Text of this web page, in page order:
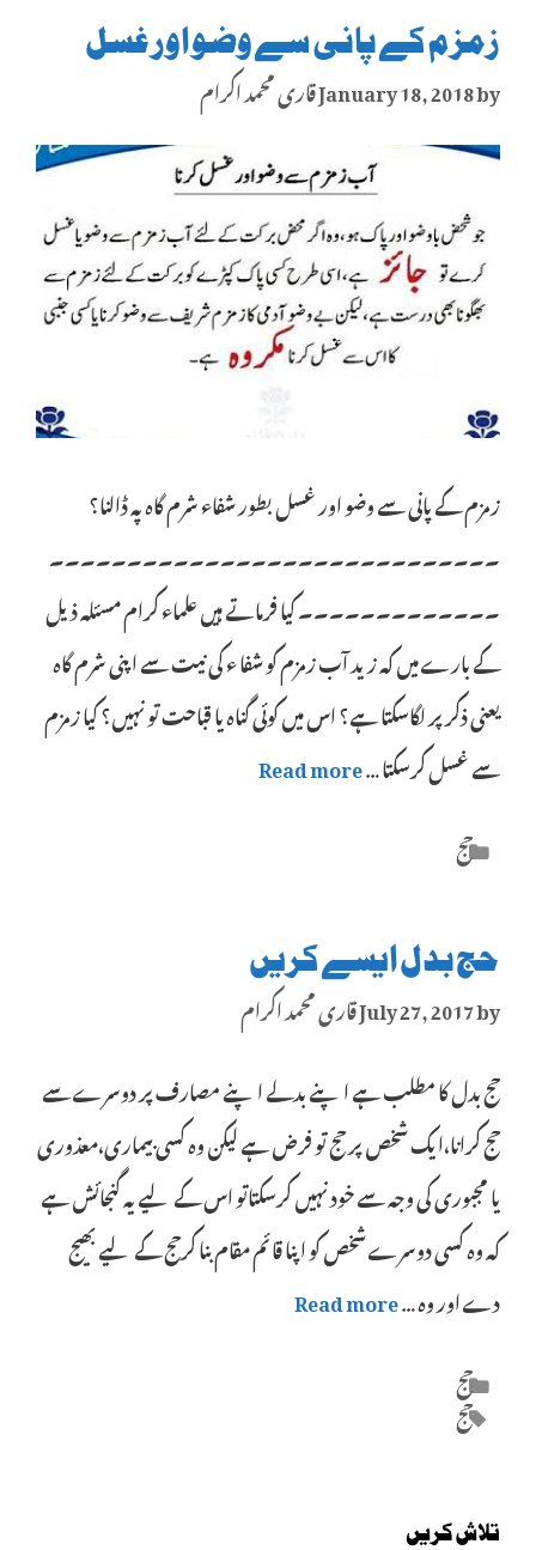
زمزم کے پانی سے وضو اور غسل
January 18, 2018by قاری محمد اکرام
زمزم کے پانی سے وضو اور غسل بطور شفاء شرم گاہ پہ ڈالنا؟
۔۔۔۔۔۔۔۔۔۔۔۔۔۔۔۔۔۔۔۔۔۔۔۔۔۔۔۔۔
۔۔۔۔۔۔۔۔۔۔۔۔۔ كيا فرماتے ہیں علماء کرام مسئلہ ذیل
کے بارے میں کہ زید آب زمزم کو شفا ء کی نیت سے اپنی شرم گاہ
یعنی ذکر پر لگاسکتا ہے؟ اس میں کوئی گناہ یا قباحت تو نہیں؟ کیا زمزم
سے غسل کرسکتا …Read more
Categories
حج
حج بدل ایسے کریں
July 27, 2017by
قاری محمد اکرام
حج بدل کا مطلب ہے اپنے بدلے اپنے مصارف پر دوسرے سے
حج کرانا،ایک شخص پر حج تو فرض ہے لیکن وہ کسی بیماری،معذوری
یا مجبوری کی وجہ سے خود نہیں کرسکتاتو اس کے لیے یہ گنجائش ہے
کہ وہ کسی دوسرے شخص کو اپنا قائم مقام بنا کرحج کے لیے بھیج
دے اور وہ …Read more
Categories
حج
Tags
حج
تلاش کریں